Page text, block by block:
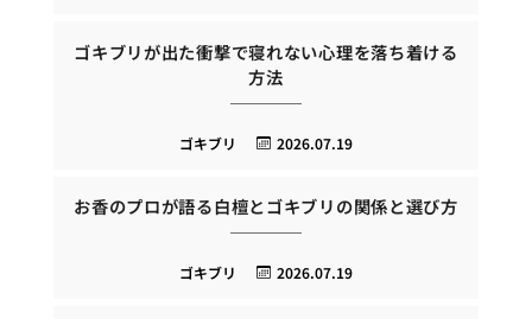
ゴキブリが出た衝撃で寝れない心理を落ち着ける
方法
2026.07.19
ゴキブリ
お香のプロが語る白檀とゴキブリの関係と選び方
2026.07.19
ゴキブリ